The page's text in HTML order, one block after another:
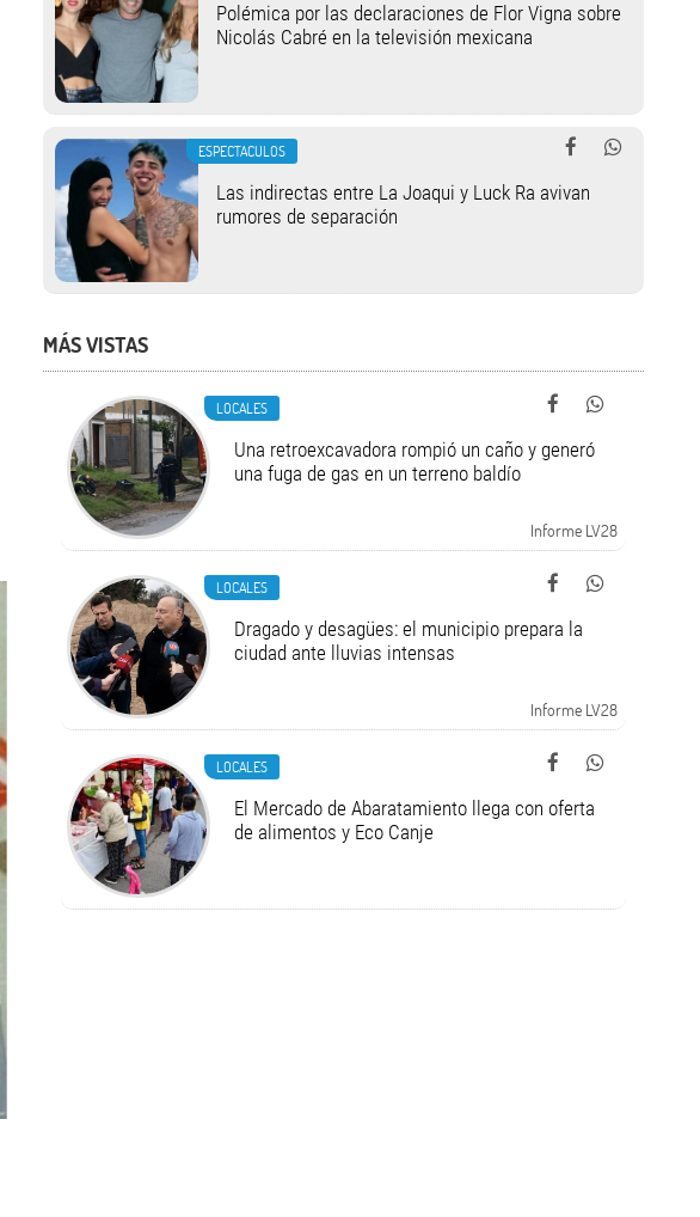
Polémica por las declaraciones de Flor Vigna sobre
Nicolás Cabré en la televisión mexicana
ESPECTACULOS
Las indirectas entre La Joaqui y Luck Ra avivan
rumores de separación
MÁS VISTAS
LOCALES
Una retroexcavadora rompió un caño y generó
una fuga de gas en un terreno baldío
Informe LV28
LOCALES
Dragado y desagües: el municipio prepara la
ciudad ante lluvias intensas
Informe LV28
LOCALES
El Mercado de Abaratamiento llega con oferta
de alimentos y Eco Canje